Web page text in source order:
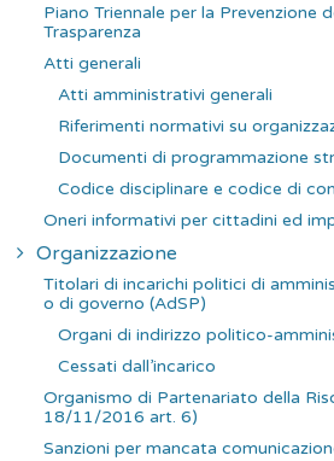
Piano Triennale per la Prevenzione
Trasparenza
Atti generali
Atti amministrativi generali
Riferimenti normativi su
Documenti di programmazione
Codice disciplinare e codice di
Oneri informativi per cittadini ed
Organizzazione
Titolari di incarichi politici di
o di governo (AdSP)
Organi di indirizzo politico-
Cessati dall’incarico
Organismo di Partenariato della
18/11/2016 art. 6)
Sanzioni per mancata